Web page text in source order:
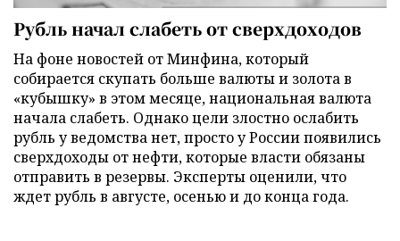
Рубль начал слабеть от сверхдоходов
На фоне новостей от Минфина, который
собирается скупать больше валюты и золота в
«кубышку» в этом месяце, национальная валюта
начала слабеть. Однако цели злостно ослабить
рубль у ведомства нет, просто у России появились
сверхдоходы от нефти, которые власти обязаны
отправить в резервы. Эксперты оценили, что
ждет рубль в августе, осенью и до конца года.